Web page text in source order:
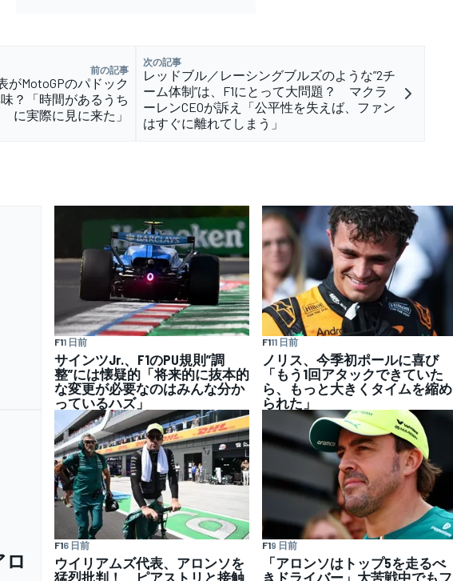
前の記事
がMotoGPのパドック
？「時間があるうち
に実際に見に来た」
次の記事
レッドブル／レーシングブルズのような”2チ
ーム体制”は、F1にとって大問題？ マクラ
ーレンCEOが訴え「公平性を失えば、ファン
はすぐに離れてしまう」
F11 日前
サインツJr.、F1のPU規則”調
整”には懐疑的「将来的に抜本的
な変更が必要なのはみんな分か
っているハズ」
F111 日前
ノリス、今季初ポールに喜び
「もう1回アタックできていた
ら、もっと大きくタイムを縮め
られた」
F16 日前
ウイリアムズ代表、アロンソを
猛烈批判！ ピアストリと接触
F19 日前
「アロンソはトップ5を走るべ
きドライバー」大苦戦中でもフ